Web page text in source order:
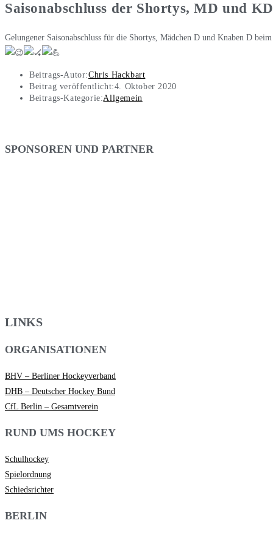
Saisonabschluss der Shortys, MD und KD
Gelungener Saisonabschluss für die Shortys, Mädchen D und Knaben D
Beitrags-Autor:Chris Hackbart
Beitrag veröffentlicht:4. Oktober 2020
Beitrags-Kategorie:Allgemein
SPONSOREN UND PARTNER
LINKS
ORGANISATIONEN
BHV – Berliner Hockeyverband
DHB – Deutscher Hockey Bund
CfL Berlin – Gesamtverein
RUND UMS HOCKEY
Schulhockey
Spielordnung
Schiedsrichter
BERLIN